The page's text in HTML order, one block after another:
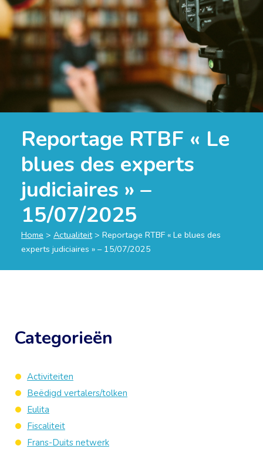
Reportage RTBF « Le
blues des experts
judiciaires » –
15/07/2025
Home > Actualiteit> Reportage RTBF « Le blues des
experts judiciaires » – 15/07/2025
Categorieën
Activiteiten
Beëdigd vertalers/tolken
Eulita
Fiscaliteit
Frans-Duits netwerk